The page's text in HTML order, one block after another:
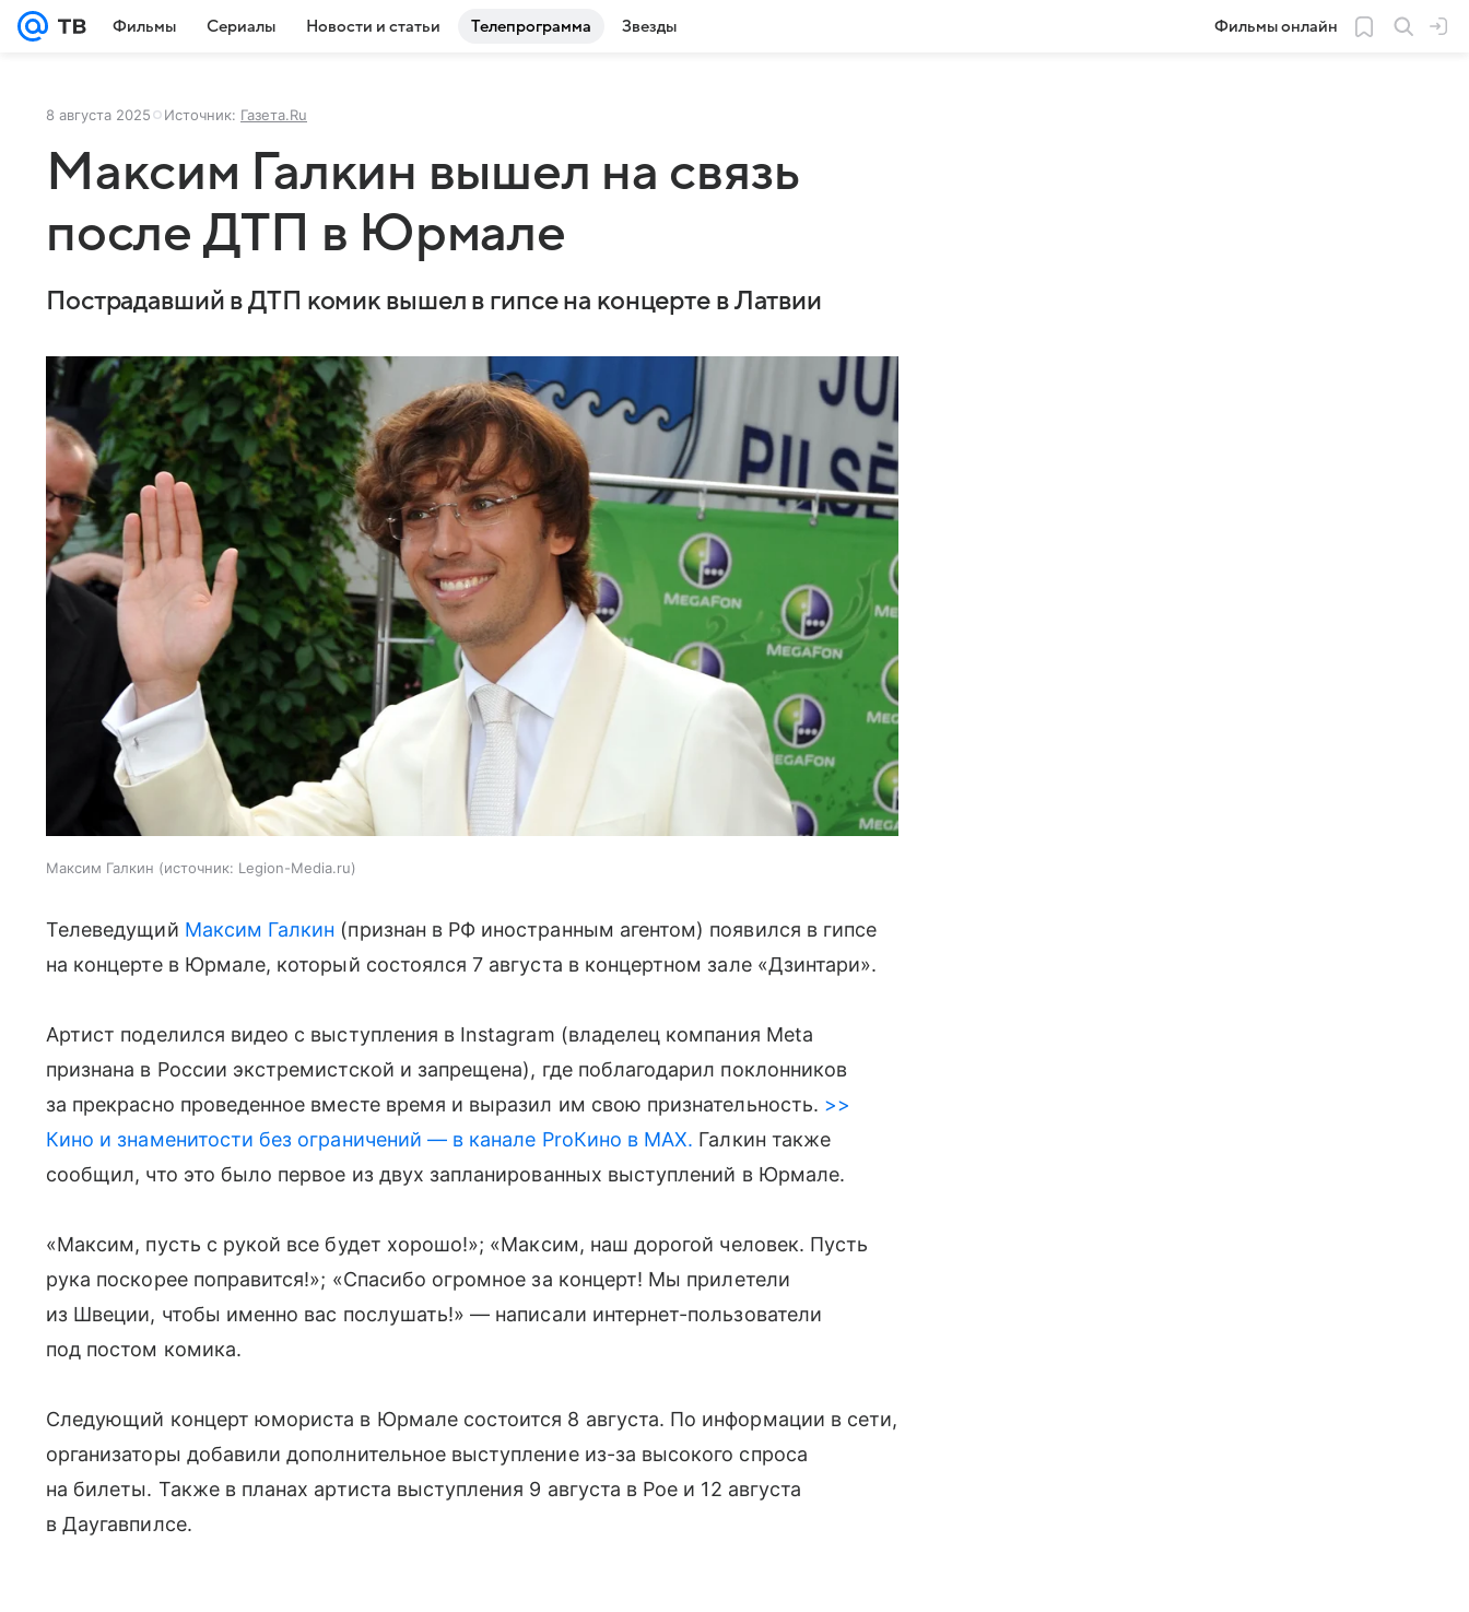
Фильмы Сериалы Новости и статьи Телепрограмма Звезды Фильмы онлайн
8 августа 2025 Источник: Газета.Ru
Максим Галкин вышел на связь
после ДТП в Юрмале
Пострадавший в ДТП комик вышел в гипсе на концерте в Латвии
Максим Галкин источник: Legion-Media.ru
Телеведущий Максим Галкин (признан в РФ иностранным агентом) появился в гипсе
на концерте в Юрмале, который состоялся 7 августа в концертном зале «Дзинтари».
Артист поделился видео с выступления в Instagram (владелец компания Meta
признана в России экстремистской и запрещена), где поблагодарил поклонников
за прекрасно проведенное вместе время и выразил им свою признательность. >>
Кино и знаменитости без ограничений — в канале ProКино в MAX. Галкин также
сообщил, что это было первое из двух запланированных выступлений в Юрмале.
«Максим, пусть с рукой все будет хорошо!»; «Максим, наш дорогой человек. Пусть
рука поскорее поправится!»; «Спасибо огромное за концерт! Мы прилетели
из Швеции, чтобы именно вас послушать!» — написали интернет-пользователи
под постом комика.
Следующий концерт юмориста в Юрмале состоится 8 августа. По информации в сети,
организаторы добавили дополнительное выступление из-за высокого спроса
на билеты. Также в планах артиста выступления 9 августа в Рое и 12 августа
в Даугавпилсе.